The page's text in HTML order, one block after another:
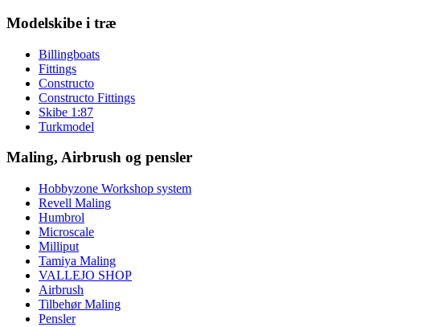
Modelskibe i træ
Billingboats
Fittings
Constructo
Constructo Fittings
Skibe 1:87
Turkmodel
Maling, Airbrush og pensler
Hobbyzone Workshop system
Revell Maling
Humbrol
Microscale
Milliput
Tamiya Maling
VALLEJO SHOP
Airbrush
Tilbehør Maling
Pensler